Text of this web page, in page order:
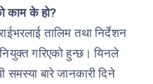
काम के हो?
तालिम तथा निर्देशन
नियुक्त गरिएको हुन्छ। यिनले
समस्या बारे जानकारी दिने